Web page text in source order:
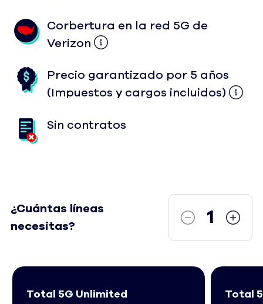
Corbertura en la red 5G de
Verizon
Precio garantizado por 5 años
(Impuestos y cargos incluidos)
Sin contratos
¿Cuántas líneas
necesitas?
1 line
1
Total 5G Unlimited Total